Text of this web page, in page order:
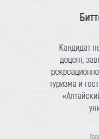
Кандидат
доцент,
туризма и